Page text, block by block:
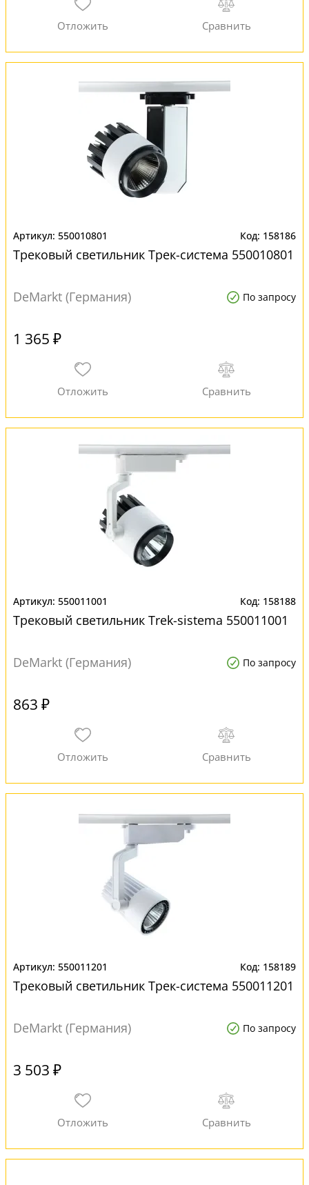
550010801 158186
Трековый светильник Трек-система 550010801
DeMarkt (Германия) По запросу
1 365 ₽
550011001 158188
Трековый светильник Trek-sistema 550011001
DeMarkt (Германия) По запросу
863 ₽
550011201 158189
Трековый светильник Трек-система 550011201
DeMarkt (Германия) По запросу
3 503 ₽